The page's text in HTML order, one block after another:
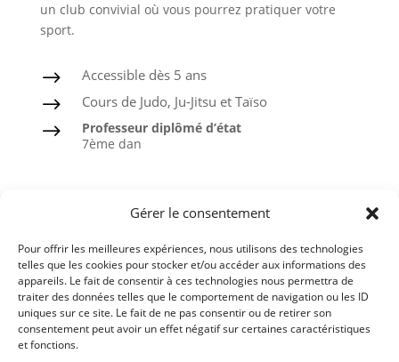
Gérer le consentement
Pour offrir les meilleures expériences, nous utilisons des technologies
telles que les cookies pour stocker et/ou accéder aux informations des
appareils. Le fait de consentir à ces technologies nous permettra de
traiter des données telles que le comportement de navigation ou les ID
uniques sur ce site. Le fait de ne pas consentir ou de retirer son
consentement peut avoir un effet négatif sur certaines caractéristiques
et fonctions.
un club convivial où vous pourrez pratiquer votre
sport.
$ Accessible dès 5 ans
$ Cours de Judo, Ju-Jitsu et Taïso
$
Professeur diplômé d’état
7ème dan
Taïso ou Gymnastique douce
Ceintures noires formées à l’ASPTT